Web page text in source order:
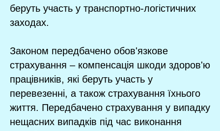
беруть участь у транспортно-логістичних
заходах.
Законом передбачено обов'язкове
страхування – компенсація шкоди здоров'ю
працівників, які беруть участь у
перевезенні, а також страхування їхнього
життя. Передбачено страхування у випадку
нещасних випадків під час виконання